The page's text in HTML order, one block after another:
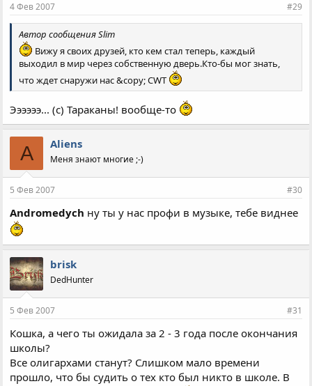
4 Фев 2007 #29
Автор сообщения Slim
Вижу я своих друзей, кто кем стал теперь, каждый
выходил в мир через собственную дверь.Кто-бы мог знать,
что ждет снаружи нас &copy; CWT
Ээээээ... (с) Тараканы! вообще-то
A Aliens
Меня знают многие ;-)
5 Фев 2007 #30
Andromedych ну ты у нас профи в музыке, тебе виднее
brisk
DedHunter
5 Фев 2007 #31
Кошка, а чего ты ожидала за 2 - 3 года после окончания
школы?
Все олигархами станут? Слишком мало времени
прошло, что бы судить о тех кто был никто в школе. В